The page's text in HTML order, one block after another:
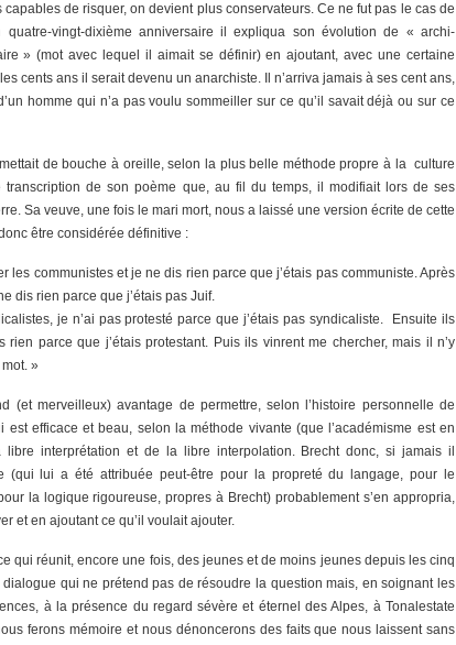
capables de risquer, on devient plus conservateurs. Ce ne fut pas le cas de
quatre-vingt-dixième anniversaire il expliqua son évolution de « archi-
» (mot avec lequel il aimait se définir) en ajoutant, avec une certaine
cents ans il serait devenu un anarchiste. Il n’arriva jamais à ses cent ans,
homme qui n’a pas voulu sommeiller sur ce qu’il savait déjà ou sur ce
de bouche à oreille, selon la plus belle méthode propre à la culture
de son poème que, au fil du temps, il modifiait lors de ses
Sa veuve, une fois le mari mort, nous a laissé une version écrite de cette
être considérée définitive :
les communistes et je ne dis rien parce que j’étais pas communiste. Après
dis rien parce que j’étais pas Juif.
je n’ai pas protesté parce que j’étais pas syndicaliste. Ensuite ils
parce que j’étais protestant. Puis ils vinrent me chercher, mais il n’y
»
(et merveilleux) avantage de permettre, selon l’histoire personnelle de
efficace et beau, selon la méthode vivante (que l’académisme est en
interprétation et de la libre interpolation. Brecht donc, si jamais il
(qui lui a été attribuée peut-être pour la propreté du langage, pour le
la logique rigoureuse, propres à Brecht) probablement s’en appropria,
et en ajoutant ce qu’il voulait ajouter.
qui réunit, encore une fois, des jeunes et de moins jeunes depuis les cinq
qui ne prétend pas de résoudre la question mais, en soignant les
à la présence du regard sévère et éternel des Alpes, à Tonalestate
ferons mémoire et nous dénoncerons des faits que nous laissent sans